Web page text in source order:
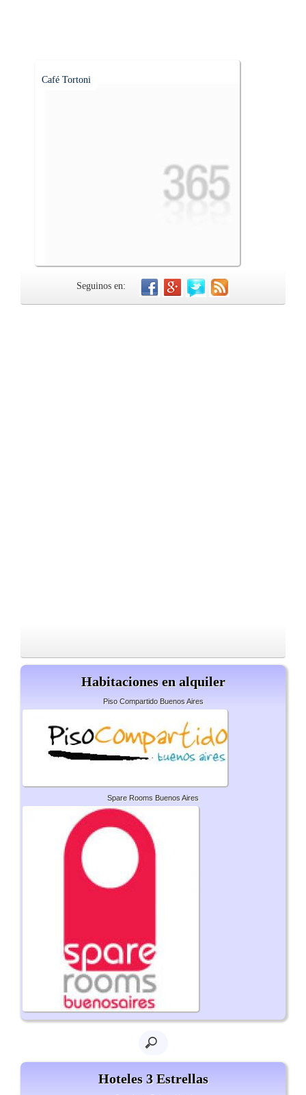
Café Tortoni
Seguinos en:
Habitaciones en alquiler
Piso Compartido Buenos Aires
Spare Rooms Buenos Aires
Hoteles 3 Estrellas